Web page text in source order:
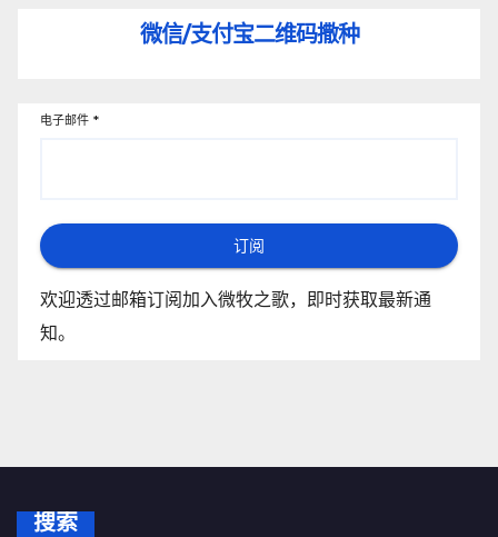
微信/支付宝二维码撒种
电子邮件 *
订阅
欢迎透过邮箱订阅加入微牧之歌，即时获取最新通
知。
搜索